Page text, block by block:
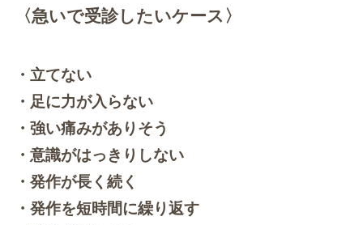
〈急いで受診したいケース〉
・立てない
・足に力が入らない
・強い痛みがありそう
・意識がはっきりしない
・発作が長く続く
・発作を短時間に繰り返す